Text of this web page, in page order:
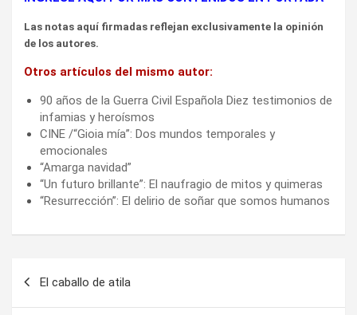
Las notas aquí firmadas reflejan exclusivamente la opinión
de los autores.
Otros artículos del mismo autor:
90 años de la Guerra Civil Española Diez testimonios de
infamias y heroísmos
CINE /“Gioia mía”: Dos mundos temporales y
emocionales
“Amarga navidad”
“Un futuro brillante”: El naufragio de mitos y quimeras
“Resurrección”: El delirio de soñar que somos humanos
El caballo de atila